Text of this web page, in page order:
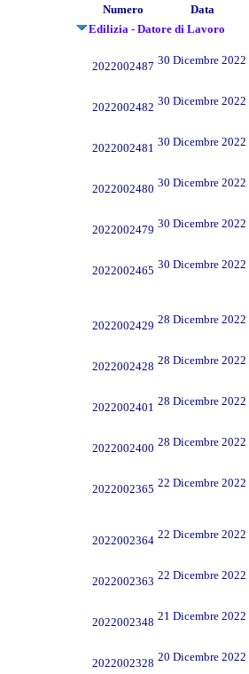
Numero Data
Edilizia - Datore di Lavoro
2022002487 30 Dicembre 2022
2022002482 30 Dicembre 2022
2022002481 30 Dicembre 2022
2022002480 30 Dicembre 2022
2022002479 30 Dicembre 2022
2022002465 30 Dicembre 2022
2022002429 28 Dicembre 2022
2022002428 28 Dicembre 2022
2022002401 28 Dicembre 2022
2022002400 28 Dicembre 2022
2022002365 22 Dicembre 2022
2022002364 22 Dicembre 2022
2022002363 22 Dicembre 2022
2022002348 21 Dicembre 2022
2022002328 20 Dicembre 2022